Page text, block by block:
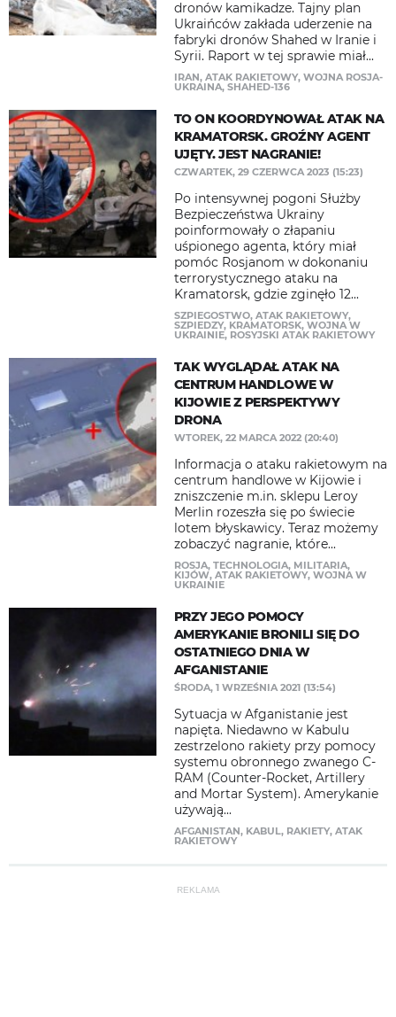
dronów kamikadze. Tajny plan
Ukraińców zakłada uderzenie na
fabryki dronów Shahed w Iranie i
Syrii. Raport w tej sprawie miał...
IRAN, ATAK RAKIETOWY, WOJNA ROSJA-
UKRAINA, SHAHED-136
TO ON KOORDYNOWAŁ ATAK NA
KRAMATORSK. GROŹNY AGENT
UJĘTY. JEST NAGRANIE!
CZWARTEK, 29 CZERWCA 2023 (15:23)
Po intensywnej pogoni Służby
Bezpieczeństwa Ukrainy
poinformowały o złapaniu
uśpionego agenta, który miał
pomóc Rosjanom w dokonaniu
terrorystycznego ataku na
Kramatorsk, gdzie zginęło 12...
SZPIEGOSTWO, ATAK RAKIETOWY,
SZPIEDZY, KRAMATORSK, WOJNA W
UKRAINIE, ROSYJSKI ATAK RAKIETOWY
TAK WYGLĄDAŁ ATAK NA
CENTRUM HANDLOWE W
KIJOWIE Z PERSPEKTYWY
DRONA
WTOREK, 22 MARCA 2022 (20:40)
Informacja o ataku rakietowym na
centrum handlowe w Kijowie i
zniszczenie m.in. sklepu Leroy
Merlin rozeszła się po świecie
lotem błyskawicy. Teraz możemy
zobaczyć nagranie, które...
ROSJA, TECHNOLOGIA, MILITARIA,
KIJÓW, ATAK RAKIETOWY, WOJNA W
UKRAINIE
PRZY JEGO POMOCY
AMERYKANIE BRONILI SIĘ DO
OSTATNIEGO DNIA W
AFGANISTANIE
ŚRODA, 1 WRZEŚNIA 2021 (13:54)
​Sytuacja w Afganistanie jest
napięta. Niedawno w Kabulu
zestrzelono rakiety przy pomocy
systemu obronnego zwanego C-
RAM (Counter-Rocket, Artillery
and Mortar System). Amerykanie
używają...
AFGANISTAN, KABUL, RAKIETY, ATAK
RAKIETOWY
REKLAMA